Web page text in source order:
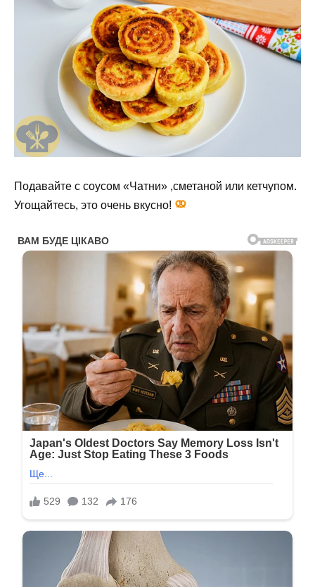
Подавайте с соусом «Чатни» ,сметаной или кетчупом.
Угощайтесь, это очень вкусно!